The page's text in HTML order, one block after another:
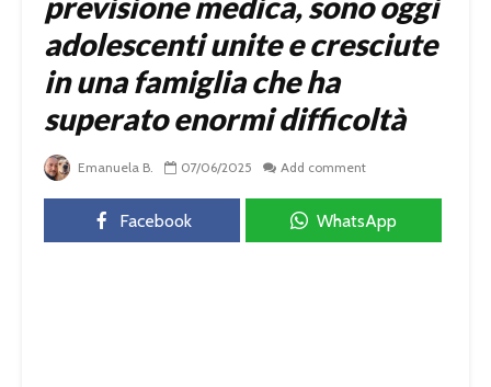
adolescenti unite e cresciute
in una famiglia che ha
superato enormi difficoltà
Emanuela B. 07/06/2025 Add comment
Facebook WhatsApp